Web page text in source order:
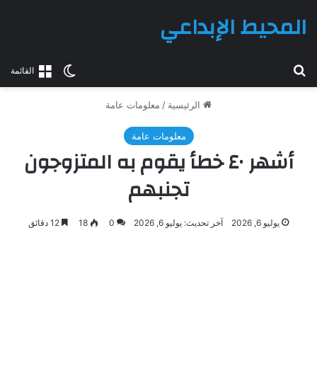
القائمةالوضع
المحيط الإبداعي
الرئيسية / معلومات عامة
معلومات عامة
أشهر ٤٠ خطأ يقوم به المتزوجون
تجنبهم
يوليو 6, 2026 آخر تحديث: يوليو 6, 2026 0
18